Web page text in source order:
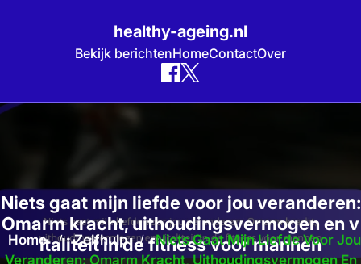
healthy-ageing.nl
Bekijk berichtenHomeContactOver
Skip
Niets gaat mijn liefde voor jou veranderen:
Omarm kracht, uithoudingsvermogen en v
italiteit in de fitness voor mannen
Home / Zelfhulp / Niets Gaat Mijn Liefde Voor Jou
Veranderen: Omarm Kracht, Uithoudingsvermogen En